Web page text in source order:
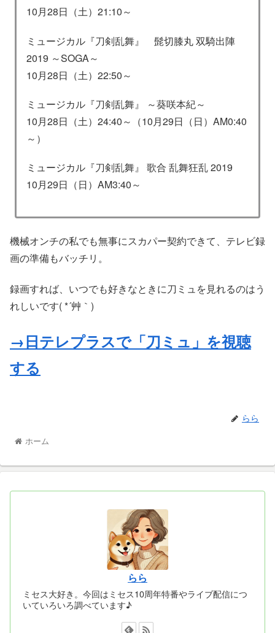
10月28日（土）21:10～
ミュージカル『刀剣乱舞』 髭切膝丸 双騎出陣
2019 ～SOGA～
10月28日（土）22:50～
ミュージカル『刀剣乱舞』 ～葵咲本紀～
10月28日（土）24:40～（10月29日（日）AM0:40
～）
ミュージカル『刀剣乱舞』 歌合 乱舞狂乱 2019
10月29日（日）AM3:40～
機械オンチの私でも無事にスカパー契約できて、テレビ録
画の準備もバッチリ。
録画すれば、いつでも好きなときに刀ミュを見れるのはう
れしいです( *´艸｀)
→日テレプラスで「刀ミュ」を視聴
する
らら
ホーム
らら
ミセス大好き。今回はミセス10周年特番やライブ配信につ
いていろいろ調べています♪